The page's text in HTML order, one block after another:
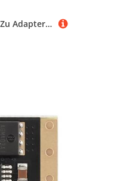
Azxcvbnm M Taste Zu Adapter Konvertern Schnelle Datenübertragungsanschlüsse GPU Dock PC Laptop Zu Externem Grafikkarten Adapter